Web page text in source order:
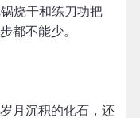
烧干和练刀功把
都不能少。
月沉积的化石，还